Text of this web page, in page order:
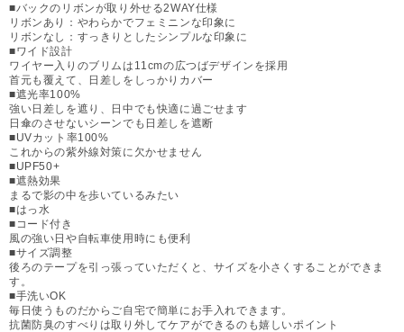
■バックのリボンが取り外せる2WAY仕様
リボンあり：やわらかでフェミニンな印象に
リボンなし：すっきりとしたシンプルな印象に
■ワイド設計
ワイヤー入りのブリムは11cmの広つばデザインを採用
首元も覆えて、日差しをしっかりカバー
■遮光率100%
強い日差しを遮り、日中でも快適に過ごせます
日傘のさせないシーンでも日差しを遮断
■UVカット率100%
これからの紫外線対策に欠かせません
■UPF50+
■遮熱効果
まるで影の中を歩いているみたい
■はっ水
■コード付き
風の強い日や自転車使用時にも便利
■サイズ調整
後ろのテープを引っ張っていただくと、サイズを小さくすることができま
す。
■手洗いOK
毎日使うものだからご自宅で簡単にお手入れできます。
抗菌防臭のすべりは取り外してケアができるのも嬉しいポイント